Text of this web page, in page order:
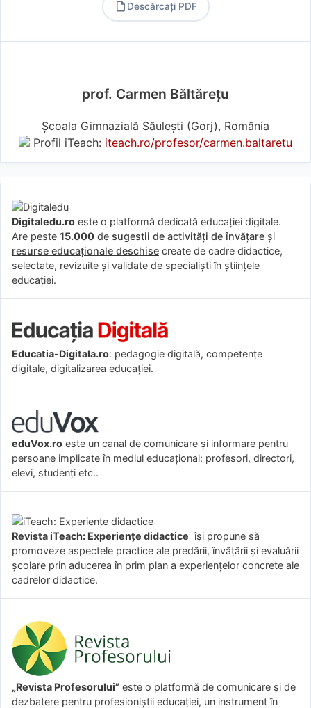
Descărcați PDF
prof. Carmen Băltăreţu
Școala Gimnazială Săulești (Gorj), România
Profil iTeach: iteach.ro/profesor/carmen.baltaretu
Digitaledu.ro este o platformă dedicată educației digitale.
Are peste 15.000 de sugestii de activități de învățare și
resurse educaționale deschise create de cadre didactice,
selectate, revizuite și validate de specialiști în științele
educației.
Educatia-Digitala.ro: pedagogie digitală, competențe
digitale, digitalizarea educației.
eduVox.ro este un canal de comunicare și informare pentru
persoane implicate în mediul educațional: profesori, directori,
elevi, studenți etc..
Revista iTeach: Experienţe didactice îşi propune să
promoveze aspectele practice ale predării, învăţării şi evaluării
şcolare prin aducerea în prim plan a experienţelor concrete ale
cadrelor didactice.
„Revista Profesorului” este o platformă de comunicare și de
dezbatere pentru profesioniștii educației, un instrument în